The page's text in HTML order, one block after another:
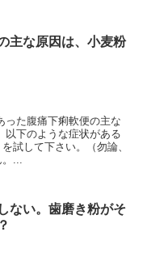
主な原因は、小麦粉
った腹痛下痢軟便の主な
以下のような症状がある
試して下さい。（勿論、
。...
ない。歯磨き粉がそ